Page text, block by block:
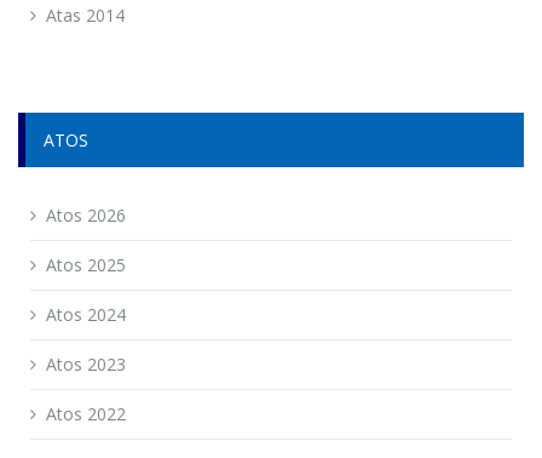
Atas 2014
ATOS
Atos 2026
Atos 2025
Atos 2024
Atos 2023
Atos 2022